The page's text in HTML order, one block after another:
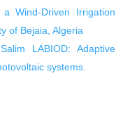
Wind-Driven Irrigation
of Bejaia, Algeria
LABIOD: Adaptive
systems.